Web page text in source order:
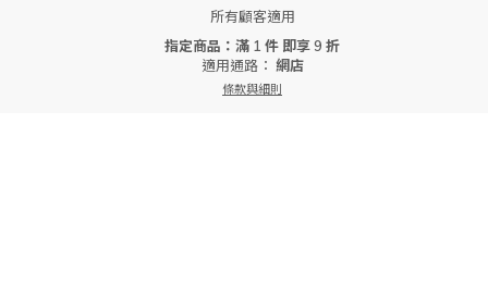
所有顧客適用
指定商品：滿 1 件 即享 9 折
適用通路： 網店
條款與細則